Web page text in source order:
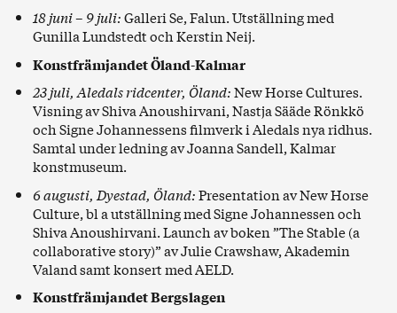
18 juni – 9 juli:Galleri Se, Falun. Utställning med
Gunilla Lundstedt och Kerstin Neij.
Konstfrämjandet Öland-Kalmar
23 juli, Aledals ridcenter, Öland:New Horse Cultures.
Visning av Shiva Anoushirvani, Nastja Sääde Rönkkö
och Signe Johannessens filmverk i Aledals nya ridhus.
Samtal under ledning av Joanna Sandell, Kalmar
konstmuseum.
6 augusti, Dyestad, Öland:Presentation av New Horse
Culture, bl a utställning med Signe Johannessen och
Shiva Anoushirvani. Launch av boken ”The Stable (a
collaborative story)” av Julie Crawshaw, Akademin
Valand samt konsert med AELD.
Konstfrämjandet Bergslagen